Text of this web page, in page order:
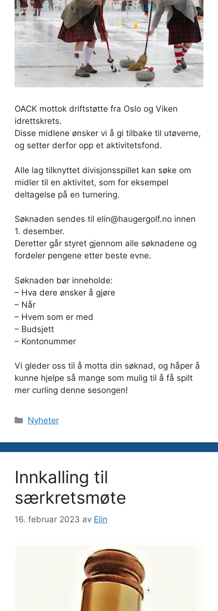
OACK mottok driftstøtte fra Oslo og Viken
idrettskrets.
Disse midlene ønsker vi å gi tilbake til utøverne,
og setter derfor opp et aktivitetsfond.
Alle lag tilknyttet divisjonsspillet kan søke om
midler til en aktivitet, som for eksempel
deltagelse på en turnering.
Søknaden sendes til elin@haugergolf.no innen
1. desember.
Deretter går styret gjennom alle søknadene og
fordeler pengene etter beste evne.
Søknaden bør inneholde:
– Hva dere ønsker å gjøre
– Når
– Hvem som er med
– Budsjett
– Kontonummer
Vi gleder oss til å motta din søknad, og håper å
kunne hjelpe så mange som mulig til å få spilt
mer curling denne sesongen!
Kategorier
Nyheter
Innkalling til
særkretsmøte
16. februar 2023 av Elin